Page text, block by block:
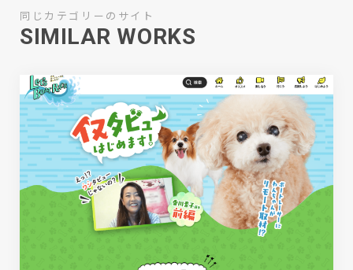
同じカテゴリーのサイト
SIMILAR WORKS